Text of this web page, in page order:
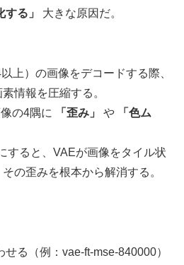
する」 大きな原因だ。
上）の画像をデコードする際、
情報を圧縮する。
の4隅に
「歪み」 や
「色ム
すると、VAEが画像をタイル状
の歪みを根本から解消する。
る（例：vae-ft-mse-840000）